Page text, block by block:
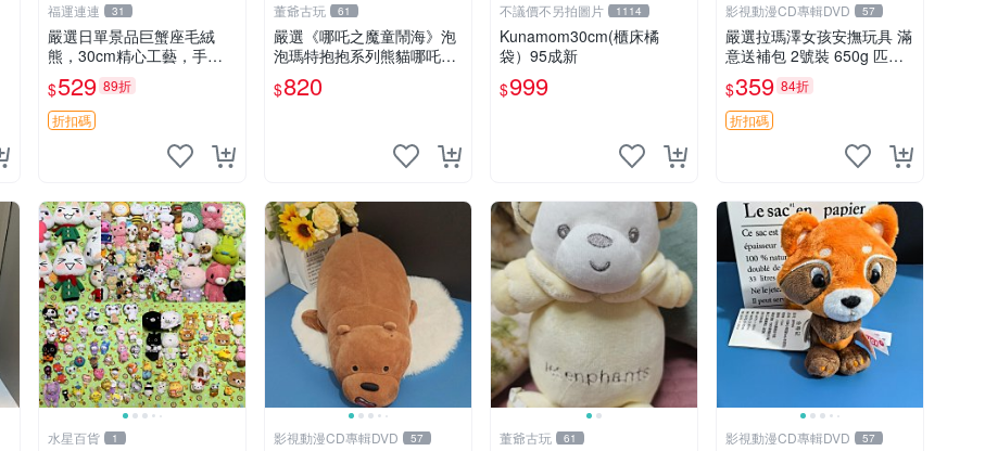
福運連連 31
嚴選日單景品巨蟹座毛絨
熊，30cm精心工藝，手感
軟糯推薦收藏送人 巨蟹座
毛絨玩具 精緻做工
$529 89折
折扣碼
董爺古玩 61
嚴選《哪吒之魔童鬧海》泡
泡瑪特抱抱系列熊貓哪吒搪
膠臉毛絨， STATE：如圖顯
示 哪吒 毛絨公仔 泡泡瑪特
$820
不議價不另拍圖片 1114
Kunamom30cm(櫃床橘
袋）95成新
$999
影視動漫CD專輯DVD 57
嚴選拉瑪澤女孩安撫玩具 滿
意送補包 2號裝 650g 匹配
嬰幼童舒壓好伴侶 女孩專用
安心選擇 安撫玩偶 衝包 玩
具
$359 84折
折扣碼
水星百貨 1 影視動漫CD專輯DVD 57 董爺古玩 61 影視動漫CD專輯DVD 57